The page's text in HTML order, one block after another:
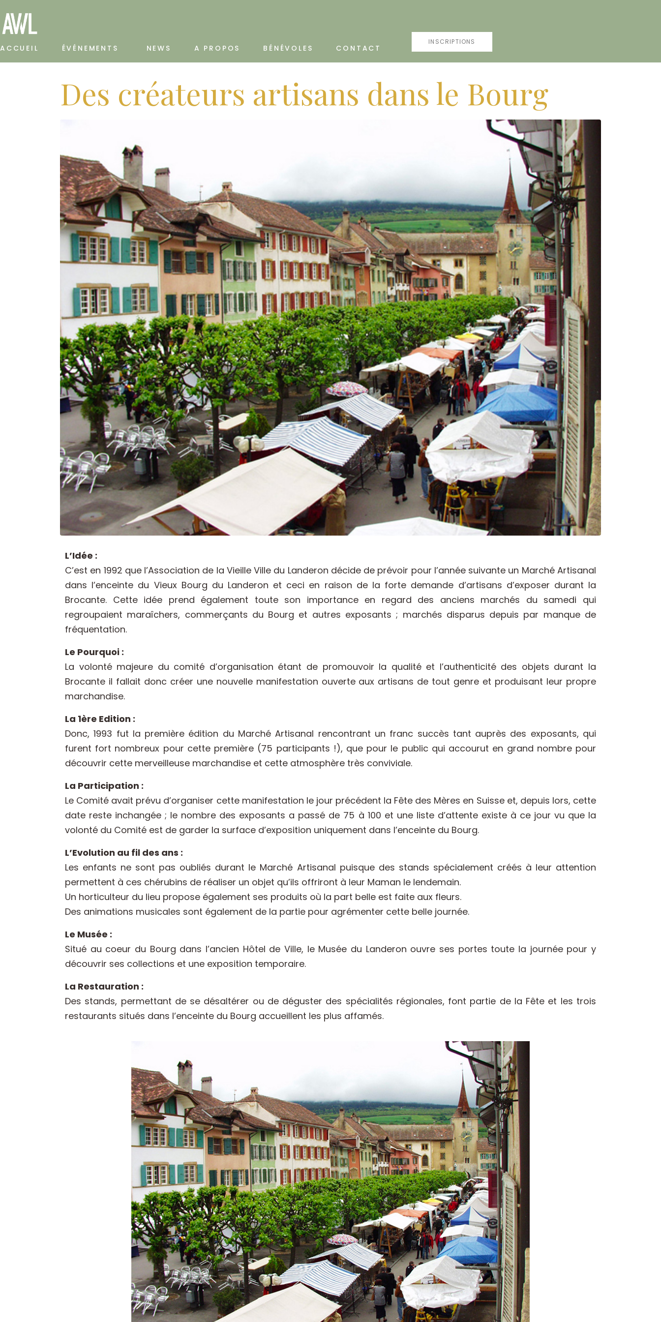
ACCUEIL ÉVÉNEMENTS NEWS A PROPOS BÉNÉVOLES CONTACT
INSCRIPTIONS
Des créateurs artisans dans le Bourg
L’Idée :
C’est en 1992 que l’Association de la Vieille Ville du Landeron décide de prévoir pour l’année suivante un Marché Artisanal
dans l’enceinte du Vieux Bourg du Landeron et ceci en raison de la forte demande d’artisans d’exposer durant la
Brocante. Cette idée prend également toute son importance en regard des anciens marchés du samedi qui
regroupaient maraîchers, commerçants du Bourg et autres exposants ; marchés disparus depuis par manque de
fréquentation.
Le Pourquoi :
La volonté majeure du comité d’organisation étant de promouvoir la qualité et l’authenticité des objets durant la
Brocante il fallait donc créer une nouvelle manifestation ouverte aux artisans de tout genre et produisant leur propre
marchandise.
La 1ère Edition :
Donc, 1993 fut la première édition du Marché Artisanal rencontrant un franc succès tant auprès des exposants, qui
furent fort nombreux pour cette première (75 participants !), que pour le public qui accourut en grand nombre pour
découvrir cette merveilleuse marchandise et cette atmosphère très conviviale.
La Participation :
Le Comité avait prévu d’organiser cette manifestation le jour précédent la Fête des Mères en Suisse et, depuis lors, cette
date reste inchangée ; le nombre des exposants a passé de 75 à 100 et une liste d’attente existe à ce jour vu que la
volonté du Comité est de garder la surface d’exposition uniquement dans l’enceinte du Bourg.
L’Evolution au fil des ans :
Les enfants ne sont pas oubliés durant le Marché Artisanal puisque des stands spécialement créés à leur attention
permettent à ces chérubins de réaliser un objet qu’ils offriront à leur Maman le lendemain.
Un horticulteur du lieu propose également ses produits où la part belle est faite aux fleurs.
Des animations musicales sont également de la partie pour agrémenter cette belle journée.
Le Musée :
Situé au coeur du Bourg dans l’ancien Hôtel de Ville, le Musée du Landeron ouvre ses portes toute la journée pour y
découvrir ses collections et une exposition temporaire.
La Restauration :
Des stands, permettant de se désaltérer ou de déguster des spécialités régionales, font partie de la Fête et les trois
restaurants situés dans l’enceinte du Bourg accueillent les plus affamés.